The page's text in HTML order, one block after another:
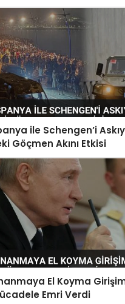
ile Schengen’i
Göçmen Akını Etkisi
El Koyma
Emri Verdi